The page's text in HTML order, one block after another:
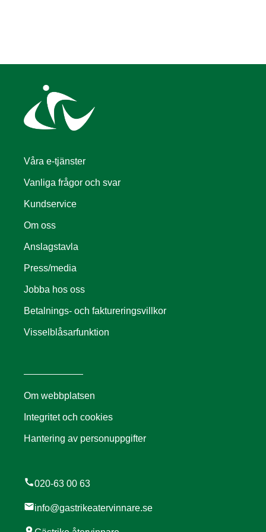
Våra e-tjänster
Vanliga frågor och svar
Kundservice
Om oss
Anslagstavla
Press/media
Jobba hos oss
Betalnings- och faktureringsvillkor
Visselblåsarfunktion
Om webbplatsen
Integritet och cookies
Hantering av personuppgifter
call020-63 00 63
mailinfo@gastrikeatervinnare.se